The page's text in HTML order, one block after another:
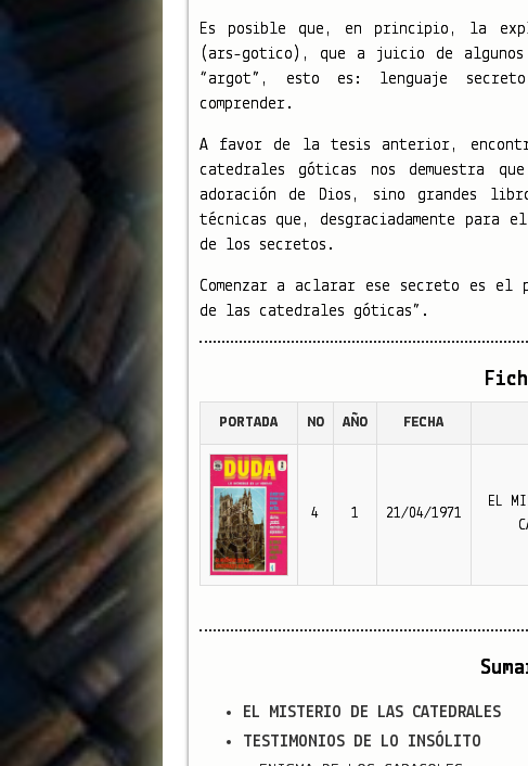
Es posible que, en principio, la
(ars-gotico), que a juicio de algunos
“argot”, esto es: lenguaje
comprender.
A favor de la tesis anterior,
catedrales góticas nos demuestra
adoración de Dios, sino grandes
técnicas que, desgraciadamente para
de los secretos.
Comenzar a aclarar ese secreto es
de las catedrales góticas”.
PORTADA NO AÑO FECHA
4 1 21/04/1971
EL
EL MISTERIO DE LAS CATEDRALES
TESTIMONIOS DE LO INSÓLITO